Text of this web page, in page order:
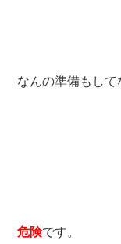
なんの準備もして
危険です。